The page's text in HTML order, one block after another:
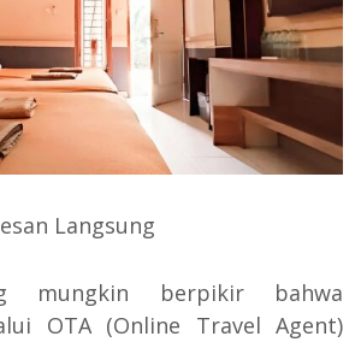
Langsung
mungkin berpikir bahwa
OTA (Online Travel Agent)